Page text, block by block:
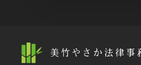
美竹やさか法律事